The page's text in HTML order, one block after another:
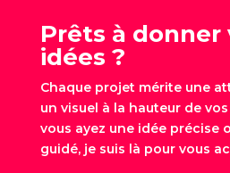
Prêts à donner
idées ?
Chaque projet mérite une
un visuel à la hauteur de
vous ayez une idée précise
guidé, je suis là pour vous